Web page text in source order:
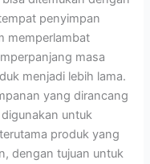
penyimpan
memperlambat
masa
menjadi lebih lama.
yang dirancang
untuk
produk yang
dengan tujuan untuk